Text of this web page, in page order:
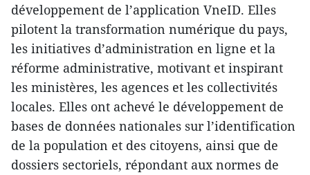
développement de l’application VneID. Elles
pilotent la transformation numérique du pays,
les initiatives d’administration en ligne et la
réforme administrative, motivant et inspirant
les ministères, les agences et les collectivités
locales. Elles ont achevé le développement de
bases de données nationales sur l’identification
de la population et des citoyens, ainsi que de
dossiers sectoriels, répondant aux normes de